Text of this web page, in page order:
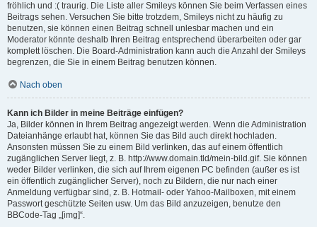
fröhlich und :( traurig. Die Liste aller Smileys können Sie beim Verfassen eines
Beitrags sehen. Versuchen Sie bitte trotzdem, Smileys nicht zu häufig zu
benutzen, sie können einen Beitrag schnell unlesbar machen und ein
Moderator könnte deshalb Ihren Beitrag entsprechend überarbeiten oder gar
komplett löschen. Die Board-Administration kann auch die Anzahl der Smileys
begrenzen, die Sie in einem Beitrag benutzen können.
Nach oben
Kann ich Bilder in meine Beiträge einfügen?
Ja, Bilder können in Ihrem Beitrag angezeigt werden. Wenn die Administration
Dateianhänge erlaubt hat, können Sie das Bild auch direkt hochladen.
Ansonsten müssen Sie zu einem Bild verlinken, das auf einem öffentlich
zugänglichen Server liegt, z. B. http://www.domain.tld/mein-bild.gif. Sie können
weder Bilder verlinken, die sich auf Ihrem eigenen PC befinden (außer es ist
ein öffentlich zugänglicher Server), noch zu Bildern, die nur nach einer
Anmeldung verfügbar sind, z. B. Hotmail- oder Yahoo-Mailboxen, mit einem
Passwort geschützte Seiten usw. Um das Bild anzuzeigen, benutze den
BBCode-Tag „[img]“.